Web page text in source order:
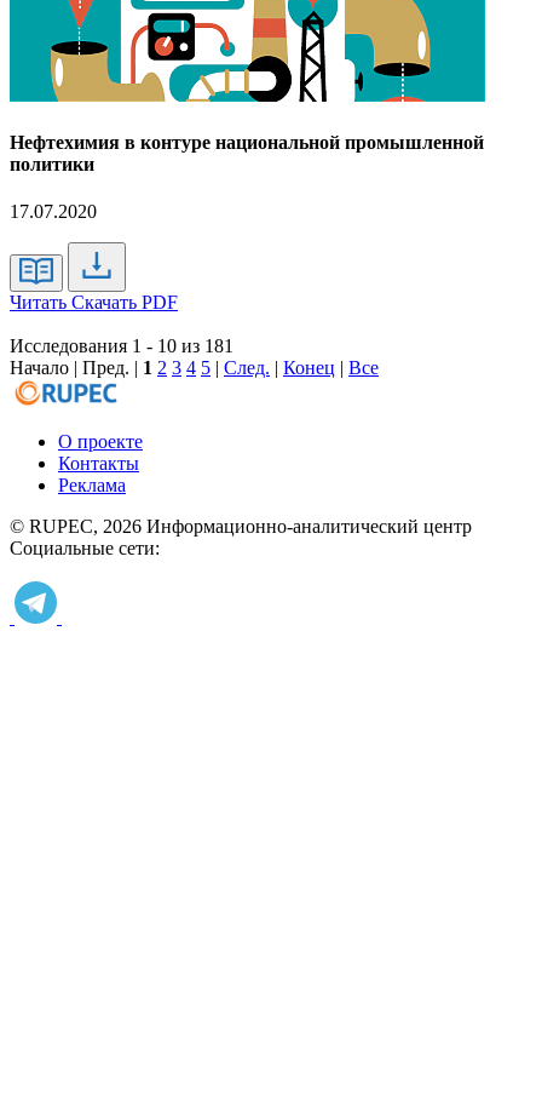
Нефтехимия в контуре национальной промышленной
политики
17.07.2020
Читать Скачать PDF
Исследования 1 - 10 из 181
Начало | Пред. | 1 2 3 4 5 | След. | Конец | Все
О проекте
Контакты
Реклама
© RUPEC, 2026 Информационно-аналитический центр
Социальные сети: